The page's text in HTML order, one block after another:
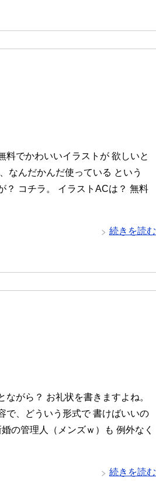
料でかわいいイラストが 欲しいと
なんだかんだ使っている という
？ コチラ。 イラストACは？ 無料
続きを読む
がら？ お礼状を書きますよね。
で、どういう形式で 書けばいいの
の管理人（メンズｗ）も 例外なく
続きを読む